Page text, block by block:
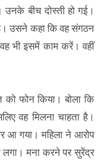
उनके बीच दोस्ती हो गई।
उसने कहा कि वह संगठन
वह भी इसमें काम करें। वहीं
फोन किया। बोला कि
वह मिलना चाहता है।
आ गया। महिला ने आरोप
लगा। मना करने पर सुरेंद्र